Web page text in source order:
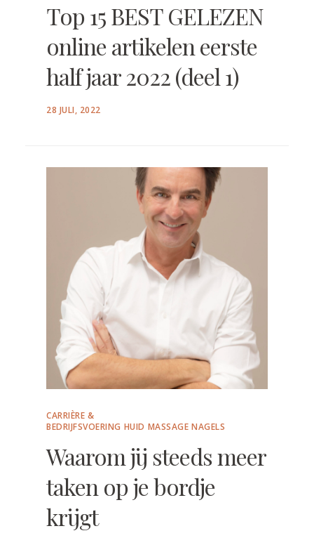
Top 15 BEST GELEZEN
online artikelen eerste
half jaar 2022 (deel 1)
POSTED
28 JULI, 2022
CARRIÈRE &
BEDRIJFSVOERING HUID MASSAGE NAGELS
Waarom jij steeds meer
taken op je bordje
krijgt